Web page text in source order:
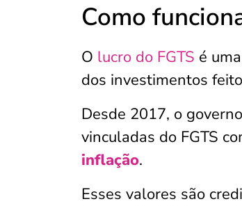
Como
O lucro do FGTS é
dos investimentos
Desde 2017, o
vinculadas do FGTS
inflação.
Esses valores são